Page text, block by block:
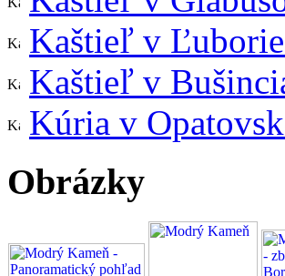
Kaštieľ v
Kaštieľ v
Kúria v
Obrázky